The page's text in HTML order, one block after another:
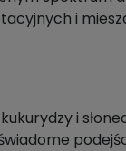
i
i